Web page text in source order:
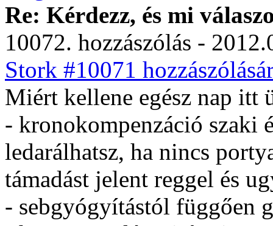
Re: Kérdezz, és mi
10072. hozzászólás -
Stork #10071
Miért kellene egész nap itt
- kronokompenzáció szaki
ledarálhatsz, ha nincs
támadást jelent reggel és
- sebgyógyítástól függően